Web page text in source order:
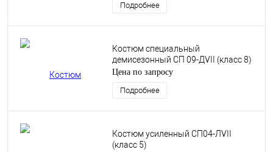
Подробнее
Костюм специальный
демисезонный СП 09-ДVII (класс 8)
Цена по запросу
Подробнее
Костюм усиленный CП04-ЛVII
(класс 5)